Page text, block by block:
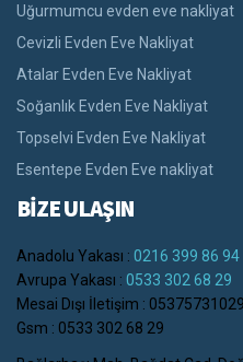
Uğurmumcu evden eve nakliyat
Cevizli Evden Eve Nakliyat
Atalar Evden Eve Nakliyat
Soğanlık Evden Eve Nakliyat
Topselvi Evden Eve Nakliyat
Esentepe Evden Eve nakliyat
BİZE ULAŞIN
Anadolu Yakası : 0216 399 86 94
Avrupa Yakası : 0533 302 68 29
Mesai Dışı İletişim : 05375731029
Gsm : 0533 302 68 29